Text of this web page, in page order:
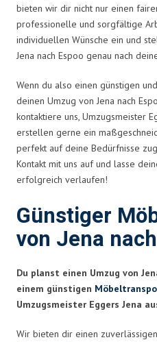
bieten wir dir nicht nur einen
professionelle und sorgfältige
individuellen Wünsche ein und
Jena nach Espoo genau nach
Wenn du also einen günstigen
deinen Umzug von Jena nach
kontaktiere uns, Umzugsmeister
erstellen gerne ein
perfekt auf deine Bedürfnisse
Kontakt mit uns auf und lasse
erfolgreich verlaufen!
Günstiger
von Jena
Du planst einen Umzug von
einem günstigen
Umzugsmeister Eggers Jena
Wir bieten dir einen